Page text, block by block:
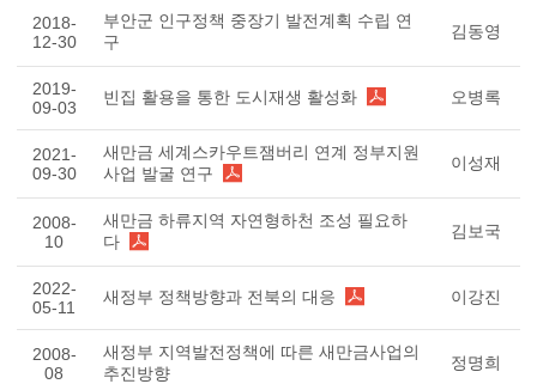
2018-
12-30
부안군 인구정책 중장기 발전계획 수립 연
구
김동영
2019-
09-03
빈집 활용을 통한 도시재생 활성화 오병록
2021-
09-30
새만금 세계스카우트잼버리 연계 정부지원
사업 발굴 연구
이성재
2008-
10
새만금 하류지역 자연형하천 조성 필요하
다
김보국
2022-
05-11
새정부 정책방향과 전북의 대응 이강진
2008-
08
새정부 지역발전정책에 따른 새만금사업의
추진방향
정명희